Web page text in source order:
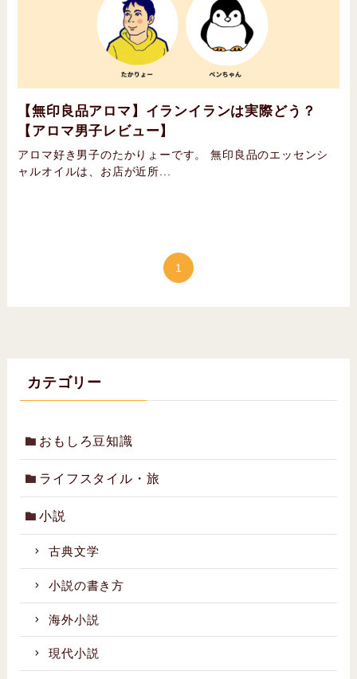
【無印良品アロマ】イランイランは実際どう？
【アロマ男子レビュー】
アロマ好き男子のたかりょーです。 無印良品のエッセンシ
ャルオイルは、お店が近所...
1
カテゴリー
おもしろ豆知識
ライフスタイル・旅
小説
古典文学
小説の書き方
海外小説
現代小説